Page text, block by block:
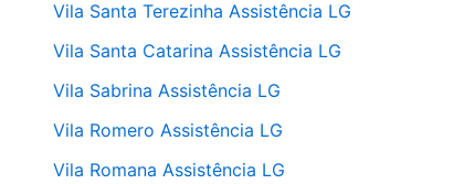
Vila Santa Terezinha Assistência LG
Vila Santa Catarina Assistência LG
Vila Sabrina Assistência LG
Vila Romero Assistência LG
Vila Romana Assistência LG